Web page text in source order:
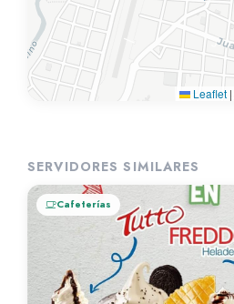
Leaflet |
SERVIDORES SIMILARES
Cafeterías